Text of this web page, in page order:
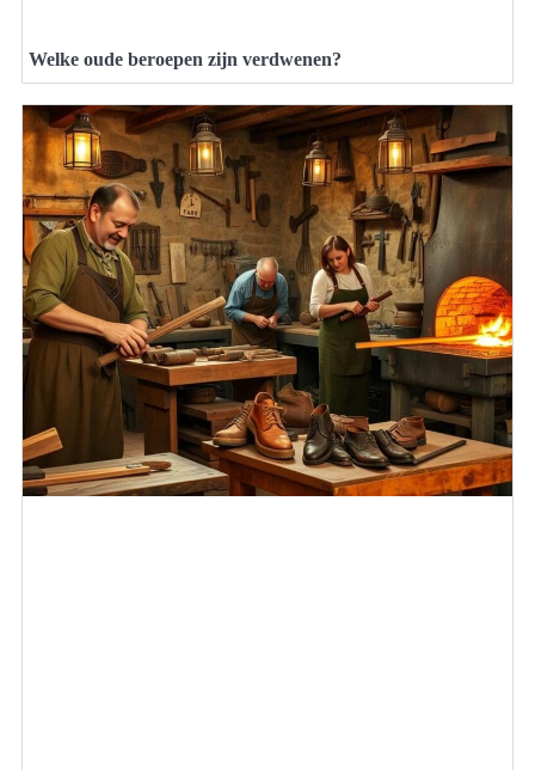
Welke oude beroepen zijn verdwenen?